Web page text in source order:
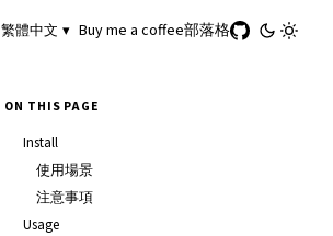
繁體中文 ▾ Buy me a coffee部落格
ON THIS PAGE
Install
使用場景
注意事項
Usage